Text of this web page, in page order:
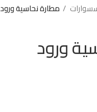
مطارة نحاسية ورود
ورود